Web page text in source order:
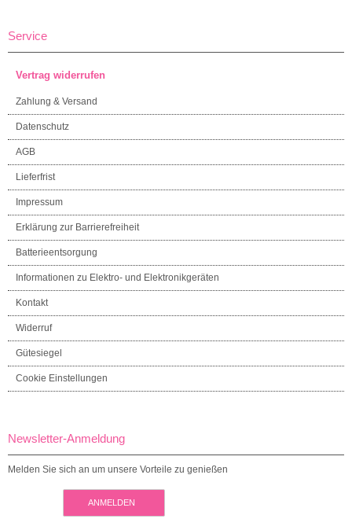
Service
Vertrag widerrufen
Zahlung & Versand
Datenschutz
AGB
Lieferfrist
Impressum
Erklärung zur Barrierefreiheit
Batterieentsorgung
Informationen zu Elektro- und Elektronikgeräten
Kontakt
Widerruf
Gütesiegel
Cookie Einstellungen
Newsletter-Anmeldung
Melden Sie sich an um unsere Vorteile zu genießen
ANMELDEN